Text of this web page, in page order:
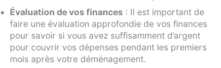
Évaluation de vos finances : Il est important de
faire une évaluation approfondie de vos finances
pour savoir si vous avez suffisamment d’argent
pour couvrir vos dépenses pendant les premiers
mois après votre déménagement.